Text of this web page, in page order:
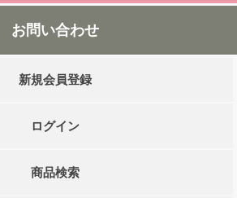
お問い合わせ
新規会員登録
ログイン
商品検索